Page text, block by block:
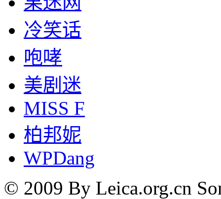
冷笑话
咆哮
美剧迷
MISS F
柏邦妮
WPDang
© 2009 By Leica.org.cn